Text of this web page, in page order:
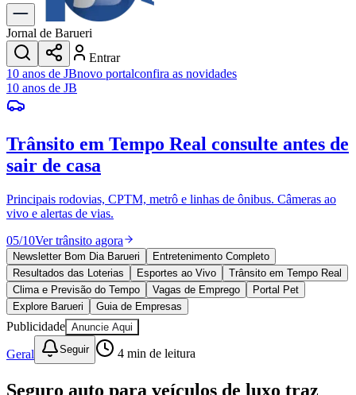
Dia a Dia & Lazer
Transportes
Gastronomia
Cinema & Shows
JogosNovo
Anuncie no Portal
Cadastrar Empresa
Divulgar Vagas
Política
Esportes
Saúde
Segurança
Cultura
Meio Ambiente
Obras
Educação
Bairros de Barueri
Selecione sua região Para notícias da sua região
Jornal de Barueri
Entrar
10 anos de JBnovo portalconfira as novidades
10 anos de JB
Trânsito em Tempo Real consulte antes de
sair de casa
Principais rodovias, CPTM, metrô e linhas de ônibus. Câmeras ao
vivo e alertas de vias.
05/10Ver trânsito agora
Newsletter Bom Dia Barueri
Entretenimento Completo
Resultados das Loterias
Esportes ao Vivo
Trânsito em Tempo Real
Clima e Previsão do Tempo
Vagas de Emprego
Portal Pet
Explore Barueri
Guia de Empresas
Publicidade Anuncie Aqui
Geral Seguir 4 min de leitura
Seguro auto para veículos de luxo traz